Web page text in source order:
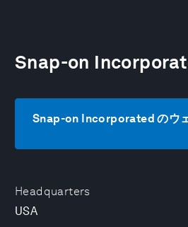
Headquarters
USA
Snap-on
Snap-on Incorporated のウ